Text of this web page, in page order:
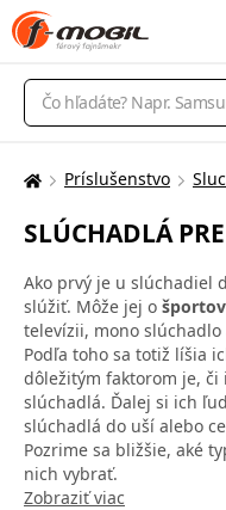
Vyhľadávanie
Tu
nachádzate:
Príslušenstvo
SLÚCHADLÁ
Ako prvý je u slúchadiel
slúžiť. Môže jej o
televízii, mono
Podľa toho sa totiž líšia
dôležitým faktorom je, či
slúchadlá. Ďalej si ich
slúchadlá do uší alebo
Pozrime sa bližšie, aké
nich vybrať.
Zobraziť viac